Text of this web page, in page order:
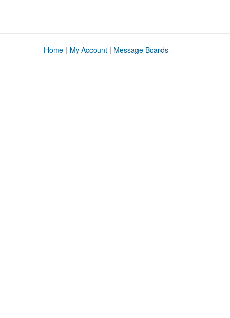
Home| My Account| Message Boards